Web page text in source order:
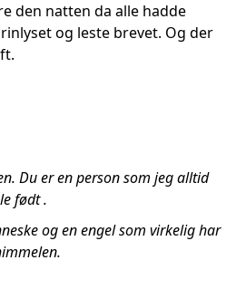
den natten da alle hadde
og leste brevet. Og der
Du er en person som jeg alltid
født .
og en engel som virkelig har